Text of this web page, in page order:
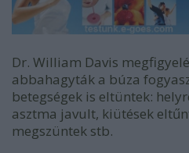
Dr. William Davis
abbahagyták a búza
betegségek is eltüntek:
asztma javult, kiütések
megszüntek stb.